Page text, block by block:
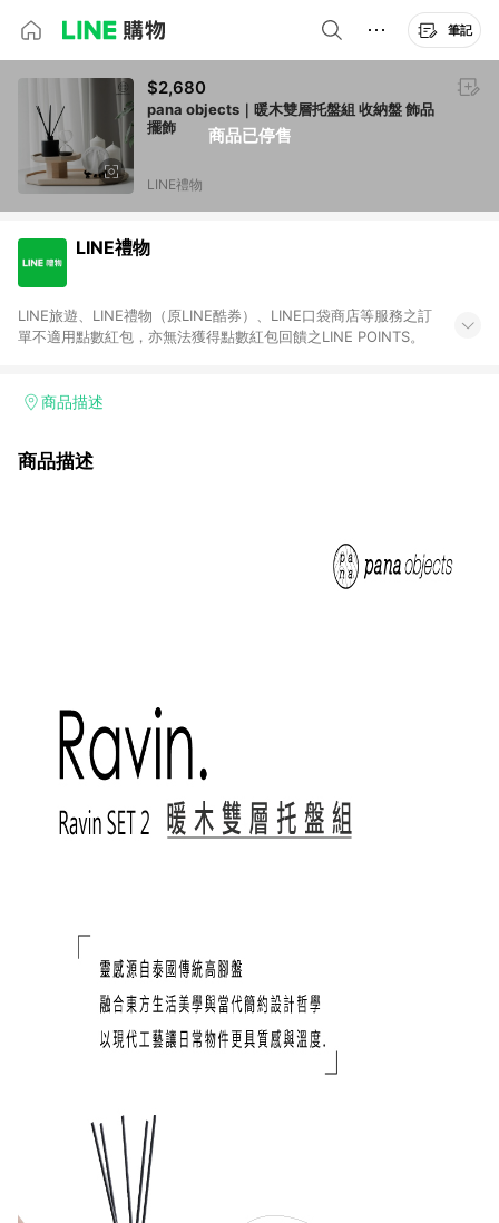
筆記
商品已停售
$2,680
pana objects｜暖木雙層托盤組 收納盤 飾品
擺飾
LINE禮物
LINE禮物
LINE旅遊、LINE禮物（原LINE酷券）、LINE口袋商店等服務之訂
單不適用點數紅包，亦無法獲得點數紅包回饋之LINE POINTS。
商品描述
商品描述